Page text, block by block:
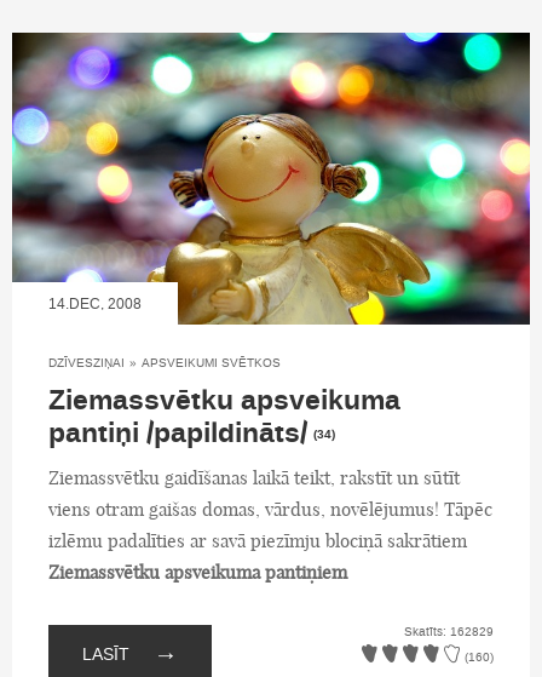
14.DEC, 2008
DZĪVESZIŅAI » APSVEIKUMI SVĒTKOS
Ziemassvētku apsveikuma
pantiņi /papildināts/ (34)
Ziemassvētku gaidīšanas laikā teikt, rakstīt un sūtīt
viens otram gaišas domas, vārdus, novēlējumus! Tāpēc
izlēmu padalīties ar savā piezīmju blociņā sakrātiem
Ziemassvētku apsveikuma pantiņiem
LASĪT →
Skatīts: 162829
(160)